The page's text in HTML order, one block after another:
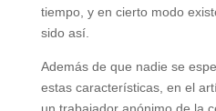
tiempo, y en cierto modo
sido así.
Además de que nadie se
estas características, en el